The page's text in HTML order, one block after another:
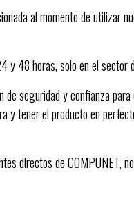
al momento de utilizar
y 48 horas, solo en el sector
seguridad y confianza
y tener el producto en
directos de COMPUNET,